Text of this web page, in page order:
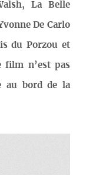
La Belle
De Carlo
du Porzou et
film n’est pas
au bord de la